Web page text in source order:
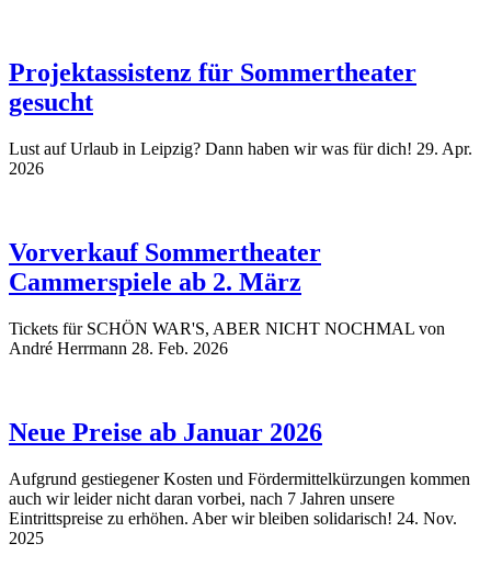
Projektassistenz für Sommertheater
gesucht
Lust auf Urlaub in Leipzig? Dann haben wir was für dich! 29. Apr.
2026
Vorverkauf Sommertheater
Cammerspiele ab 2. März
Tickets für SCHÖN WAR'S, ABER NICHT NOCHMAL von
André Herrmann 28. Feb. 2026
Neue Preise ab Januar 2026
Aufgrund gestiegener Kosten und Fördermittelkürzungen kommen
auch wir leider nicht daran vorbei, nach 7 Jahren unsere
Eintrittspreise zu erhöhen. Aber wir bleiben solidarisch! 24. Nov.
2025